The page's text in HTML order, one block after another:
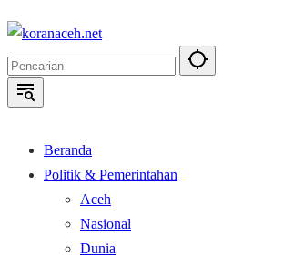
Langsung
konten
Beranda
Politik & Pemerintahan
Aceh
Nasional
Dunia